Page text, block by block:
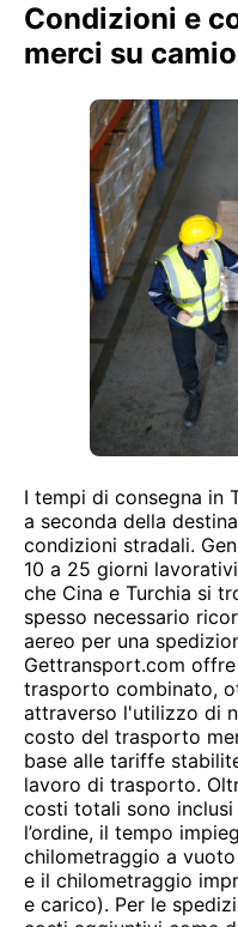
Condizioni e
merci su
I tempi di consegna in
a seconda della
condizioni stradali.
10 a 25 giorni
che Cina e Turchia si
spesso necessario
aereo per una
Gettransport.com
trasporto combinato,
attraverso l'utilizzo di
costo del trasporto
base alle tariffe
lavoro di trasporto.
costi totali sono
l’ordine, il tempo
chilometraggio a
e il chilometraggio
e carico). Per le